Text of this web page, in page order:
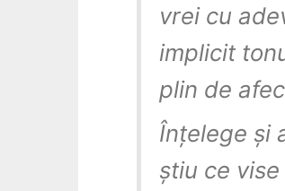
vrei cu
implicit
plin de
Înțelege și
știu ce